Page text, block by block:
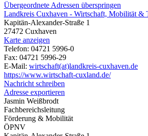
Übergeordnete Adressen überspringen
Landkreis Cuxhaven - Wirtschaft, Mobilität &
Kapitän-Alexander-Straße 1
27472 Cuxhaven
Karte anzeigen
Telefon: 04721 5996-0
Fax: 04721 5996-29
E-Mail: wirtschaft(at)landkreis-cuxhaven.de
https://www.wirtschaft-cuxland.de/
Nachricht schreiben
Adresse exportieren
Jasmin Weißbrodt
Fachbereichsleitung
Förderung & Mobilität
ÖPNV